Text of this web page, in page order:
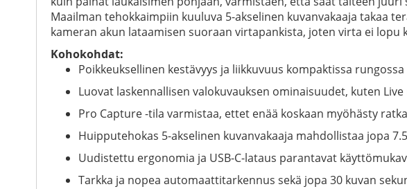
Maailman tehokkaimpiin kuuluva 5-akselinen kuvanvakaaja takaa
kameran akun lataamisen suoraan virtapankista, joten virta ei lopu
Kohokohdat:
Poikkeuksellinen kestävyys ja liikkuvuus kompaktissa
Luovat laskennallisen valokuvauksen ominaisuudet, kuten Live
Pro Capture -tila varmistaa, ettet enää koskaan myöhästy
Huipputehokas 5-akselinen kuvanvakaaja mahdollistaa jopa
Uudistettu ergonomia ja USB-C-lataus parantavat
Tarkka ja nopea automaattitarkennus sekä jopa 30 kuvan